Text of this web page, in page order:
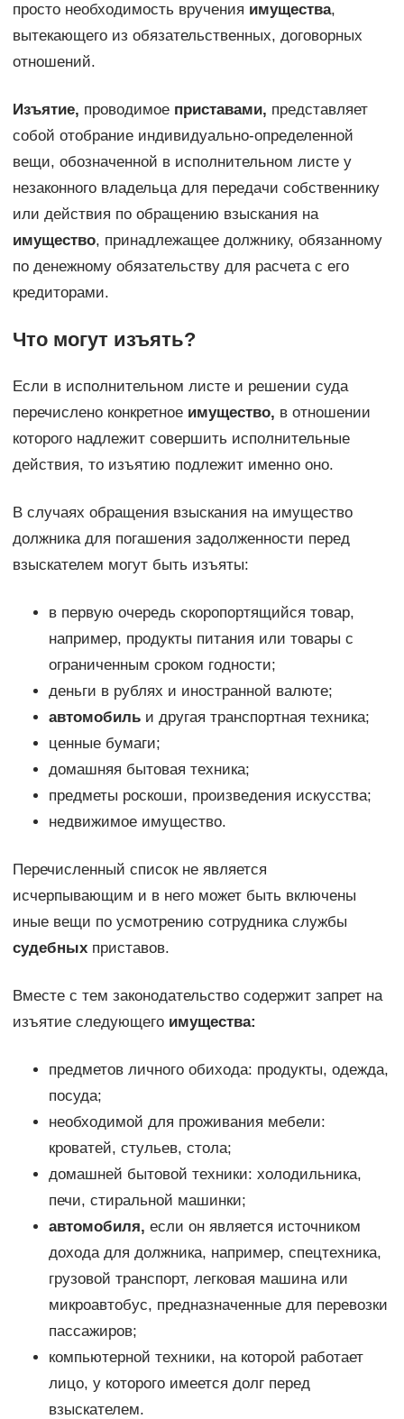
просто необходимость вручения имущества,
вытекающего из обязательственных, договорных
отношений.
Изъятие, проводимое приставами, представляет
собой отобрание индивидуально-определенной
вещи, обозначенной в исполнительном листе у
незаконного владельца для передачи собственнику
или действия по обращению взыскания на
имущество, принадлежащее должнику, обязанному
по денежному обязательству для расчета с его
кредиторами.
Что могут изъять?
Если в исполнительном листе и решении суда
перечислено конкретное имущество, в отношении
которого надлежит совершить исполнительные
действия, то изъятию подлежит именно оно.
В случаях обращения взыскания на имущество
должника для погашения задолженности перед
взыскателем могут быть изъяты:
в первую очередь скоропортящийся товар,
например, продукты питания или товары с
ограниченным сроком годности;
деньги в рублях и иностранной валюте;
автомобильи другая транспортная техника;
ценные бумаги;
домашняя бытовая техника;
предметы роскоши, произведения искусства;
недвижимое имущество.
Перечисленный список не является
исчерпывающим и в него может быть включены
иные вещи по усмотрению сотрудника службы
судебныхприставов.
Вместе с тем законодательство содержит запрет на
изъятие следующего имущества:
предметов личного обихода: продукты, одежда,
посуда;
необходимой для проживания мебели:
кроватей, стульев, стола;
домашней бытовой техники: холодильника,
печи, стиральной машинки;
автомобиля, если он является источником
дохода для должника, например, спецтехника,
грузовой транспорт, легковая машина или
микроавтобус, предназначенные для перевозки
пассажиров;
компьютерной техники, на которой работает
лицо, у которого имеется долг перед
взыскателем.